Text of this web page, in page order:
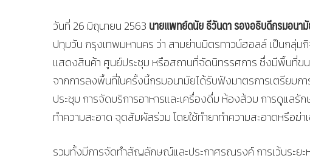
วันที่ 26 มิถุนายน 2563 นายแพทย์ดนัย ธีวันดา รองอธิบดีกรมอนา
ปทุมวัน กรุงเทพมหานคร ว่า สามย่านมิตรทาวน์ฮอลล์ เป็นกลุ่ม
แสดงสินค้า ศูนย์ประชุม หรือสถานที่จัดนิทรรศการ ซึ่งมีพื้นที่ข
จากการลงพื้นที่ในครั้งนี้กรมอนามัยได้รับฟังมาตรการเตรียมก
ประชุม การจัดบริการอาหารและเครื่องดื่ม ห้องส้วม การดูแลรั
ทำความสะอาด จุดสัมผัสร่วม โดยใช้ทำยาทำความสะอาดหรือฆ่า
รวมทั้งมีการจัดทำสัญลักษณ์และประกาศรณรงค์ การเว้นระยะ